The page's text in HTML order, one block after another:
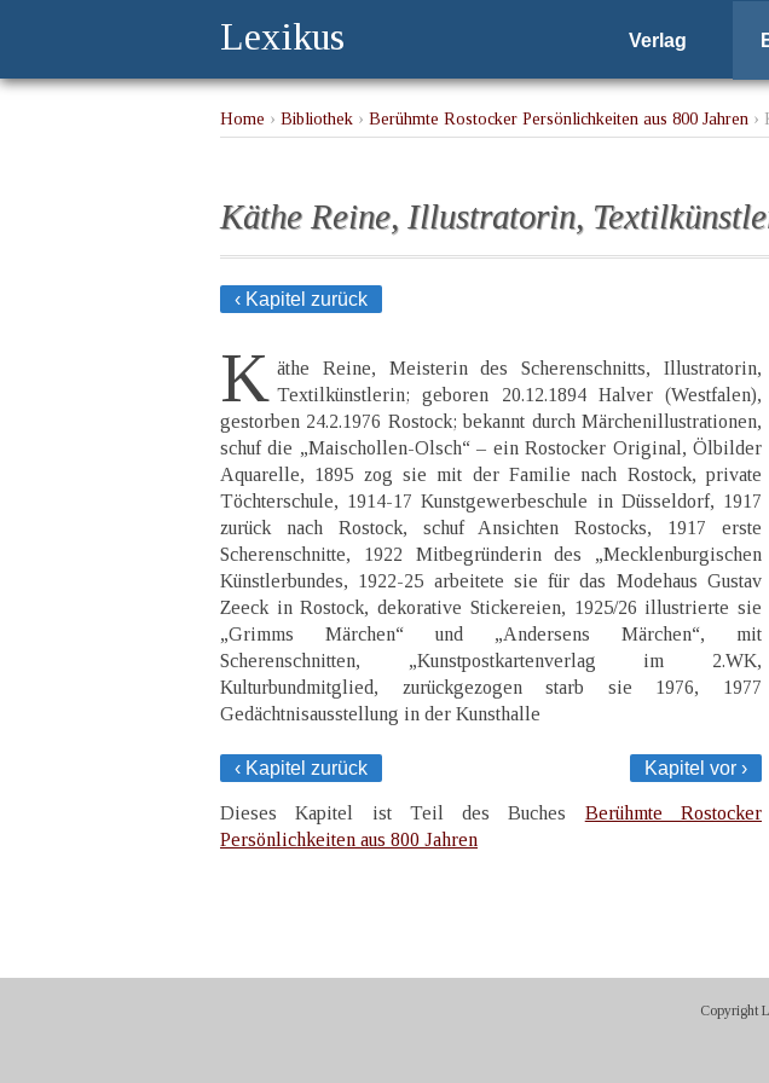
Lexikus Verlag
Home › Bibliothek › Berühmte Rostocker Persönlichkeiten aus 800 Jahren ›
Käthe Reine, Illustratorin,
‹ Kapitel zurück
K äthe Reine, Meisterin des Scherenschnitts, Illustratorin,
Textilkünstlerin; geboren 20.12.1894 Halver (Westfalen),
gestorben 24.2.1976 Rostock; bekannt durch Märchenillustrationen,
schuf die „Maischollen-Olsch“ – ein Rostocker Original, Ölbilder
Aquarelle, 1895 zog sie mit der Familie nach Rostock, private
Töchterschule, 1914-17 Kunstgewerbeschule in Düsseldorf, 1917
zurück nach Rostock, schuf Ansichten Rostocks, 1917 erste
Scherenschnitte, 1922 Mitbegründerin des „Mecklenburgischen
Künstlerbundes, 1922-25 arbeitete sie für das Modehaus Gustav
Zeeck in Rostock, dekorative Stickereien, 1925/26 illustrierte sie
„Grimms Märchen“ und „Andersens Märchen“, mit
Scherenschnitten, „Kunstpostkartenverlag im 2.WK,
Kulturbundmitglied, zurückgezogen starb sie 1976, 1977
Gedächtnisausstellung in der Kunsthalle
‹ Kapitel zurück Kapitel vor ›
Dieses Kapitel ist Teil des Buches Berühmte Rostocker
Persönlichkeiten aus 800 Jahren
Copyright